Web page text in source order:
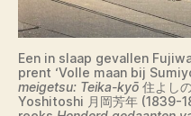
Een in slaap gevallen
prent ‘Volle maan bij
meigetsu: Teika-kyō 住よし
Yoshitoshi 月岡芳年 (1839-